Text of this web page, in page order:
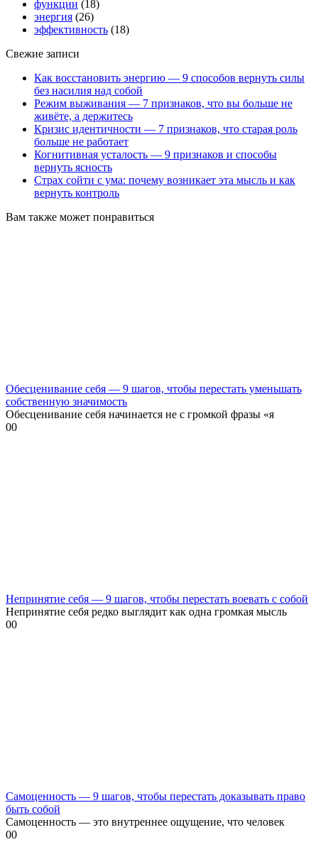
функции (18)
энергия (26)
эффективность (18)
Свежие записи
Как восстановить энергию — 9 способов вернуть силы
без насилия над собой
Режим выживания — 7 признаков, что вы больше не
живёте, а держитесь
Кризис идентичности — 7 признаков, что старая роль
больше не работает
Когнитивная усталость — 9 признаков и способы
вернуть ясность
Страх сойти с ума: почему возникает эта мысль и как
вернуть контроль
Вам также может понравиться
Обесценивание себя — 9 шагов, чтобы перестать уменьшать
собственную значимость
Обесценивание себя начинается не с громкой фразы «я
00
Непринятие себя — 9 шагов, чтобы перестать воевать с собой
Непринятие себя редко выглядит как одна громкая мысль
00
Самоценность — 9 шагов, чтобы перестать доказывать право
быть собой
Самоценность — это внутреннее ощущение, что человек
00